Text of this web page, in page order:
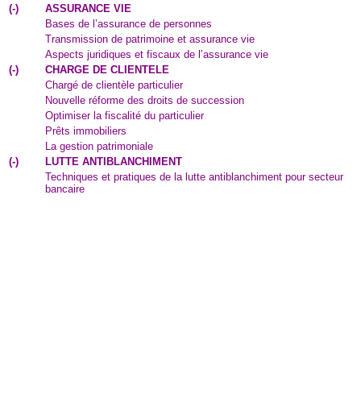
(-)
ASSURANCE VIE
Bases de l’assurance de personnes
Transmission de patrimoine et assurance vie
Aspects juridiques et fiscaux de l’assurance vie
(-)
CHARGE DE CLIENTELE
Chargé de clientèle particulier
Nouvelle réforme des droits de succession
Optimiser la fiscalité du particulier
Prêts immobiliers
La gestion patrimoniale
(-)
LUTTE ANTIBLANCHIMENT
Techniques et pratiques de la lutte antiblanchiment pour secteur
bancaire